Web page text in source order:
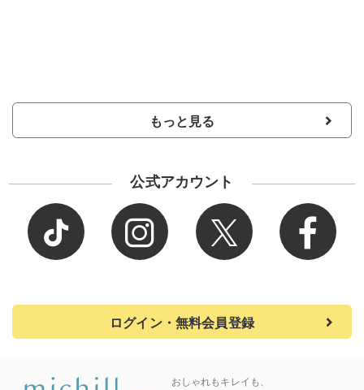
もっと見る
公式アカウント
ログイン・無料会員登録
おしゃれもキレイも、